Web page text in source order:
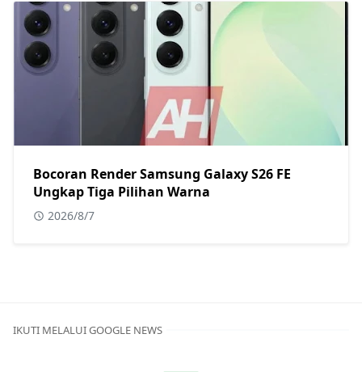
Bocoran Render Samsung Galaxy S26 FE
Ungkap Tiga Pilihan Warna
2026/8/7
IKUTI MELALUI GOOGLE NEWS